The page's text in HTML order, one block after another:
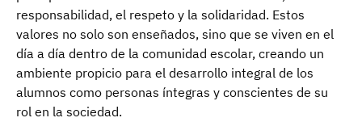
responsabilidad, el respeto y la solidaridad. Estos
valores no solo son enseñados, sino que se viven en el
día a día dentro de la comunidad escolar, creando un
ambiente propicio para el desarrollo integral de los
alumnos como personas íntegras y conscientes de su
rol en la sociedad.